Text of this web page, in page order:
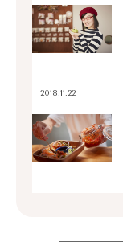
2018.11.22